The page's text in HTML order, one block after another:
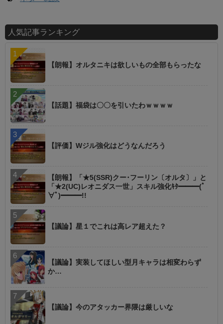
人気記事ランキング
【朗報】オルタニキは欲しいもの全部もらったな
【話題】福袋は〇〇を引いたわｗｗｗｗ
【評価】Wジル強化はどうなんだろう
【朗報】「★5(SSR)クー･フーリン〔オルタ〕」と
「★2(UC)レオニダス一世」スキル強化ｷﾀ━━━(ﾟ
∀ﾟ)━━━!!
【議論】星１でこれは高レア超えた？
【議論】実装してほしい型月キャラは相変わらず
か…
【議論】今のアタッカー界隈は厳しいな